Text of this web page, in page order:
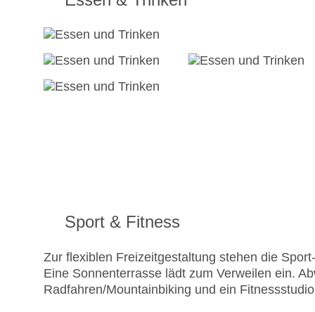
Sport & Fitness
Zur flexiblen Freizeitgestaltung stehen die
Eine Sonnenterrasse lädt zum Verweilen ein.
Radfahren/Mountainbiking und ein